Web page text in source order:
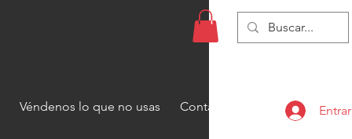
Véndenos lo que no usas Contacto Entrar